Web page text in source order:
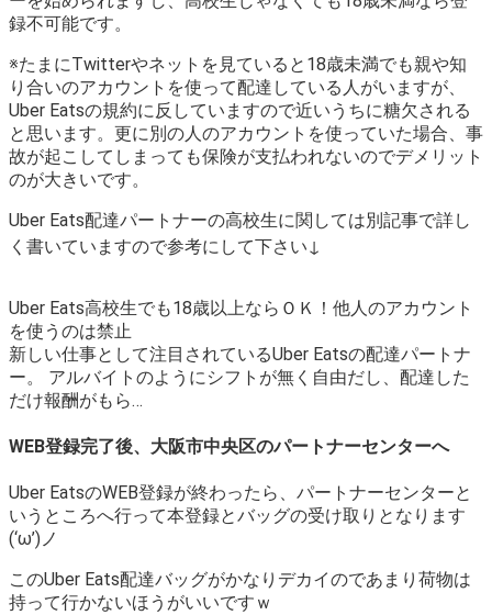
録不可能です。
※たまにTwitterやネットを見ていると18歳未満でも親や知
り合いのアカウントを使って配達している人がいますが、
Uber Eatsの規約に反していますので近いうちに糖欠される
と思います。更に別の人のアカウントを使っていた場合、事
故が起こしてしまっても保険が支払われないのでデメリット
のが大きいです。
Uber Eats配達パートナーの高校生に関しては別記事で詳し
く書いていますので参考にして下さい↓
Uber Eats高校生でも18歳以上ならＯＫ！他人のアカウント
を使うのは禁止
新しい仕事として注目されているUber Eatsの配達パートナ
ー。 アルバイトのようにシフトが無く自由だし、配達した
だけ報酬がもら…
WEB登録完了後、大阪市中央区のパートナーセンターへ
Uber EatsのWEB登録が終わったら、パートナーセンターと
いうところへ行って本登録とバッグの受け取りとなります
(‘ω’)ノ
このUber Eats配達バッグがかなりデカイのであまり荷物は
持って行かないほうがいいですｗ